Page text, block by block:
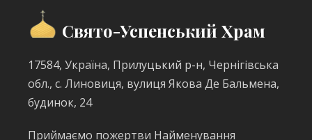
Свято-Успенський Храм
17584, Україна, Прилуцький р-н, Чернігівська
обл., с. Линовиця, вулиця Якова Де Бальмена,
будинок, 24
Приймаємо пожертви Найменування